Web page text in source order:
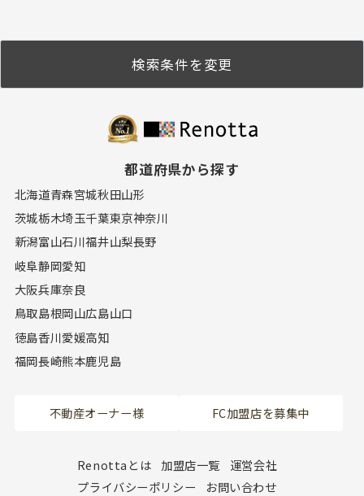
検索条件を変更
都道府県から探す
北海道青森宮城秋田山形
茨城栃木埼玉千葉東京神奈川
新潟富山石川福井山梨長野
岐阜静岡愛知
大阪兵庫奈良
鳥取島根岡山広島山口
徳島香川愛媛高知
福岡長崎熊本鹿児島
不動産オーナー様 FC加盟店を募集中
Renottaとは 加盟店一覧
運営会社
プライバシーポリシー
お問い合わせ